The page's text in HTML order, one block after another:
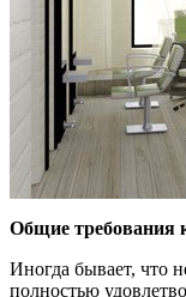
Общие требования
Иногда бывает, что
полностью